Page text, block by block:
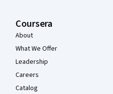
Coursera
About
What We Offer
Leadership
Careers
Catalog